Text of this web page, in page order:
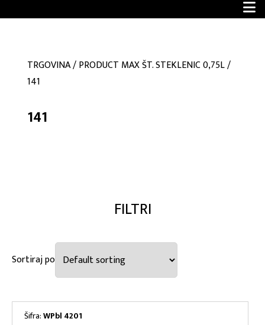
TRGOVINA/PRODUCT MAX ŠT. STEKLENIC 0,75L/
141
141
FILTRI
BLAGOVNE ZNAMKE
ENERGIJSKI RAZRED
Šifra:WPbl 4201